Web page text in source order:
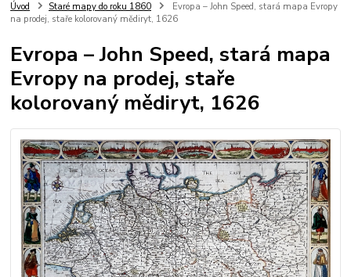
Úvod Staré mapy do roku 1860
Evropa – John Speed, stará mapa Evropy
na prodej, staře kolorovaný mědiryt, 1626
Evropa – John Speed, stará mapa
Evropy na prodej, staře
kolorovaný mědiryt, 1626